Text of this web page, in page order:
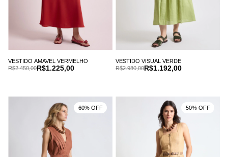
VESTIDO AMAVEL VERMELHO
R$1.225,00
R$2.450,00
VESTIDO VISUAL VERDE
R$1.192,00
R$2.980,00
60% OFF 50% OFF